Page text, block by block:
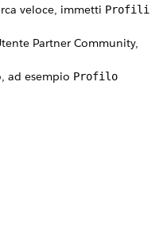
veloce, immetti Profili
Partner Community,
ad esempio Profilo
IL PROBLEMA?
migliorare!